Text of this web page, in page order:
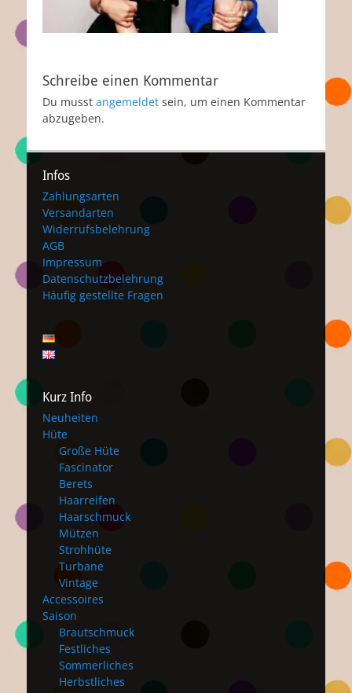
Schreibe einen Kommentar
Du musst angemeldet sein, um einen Kommentar
abzugeben.
Infos
Zahlungsarten
Versandarten
Widerrufsbelehrung
AGB
Impressum
Datenschutzbelehrung
Häufig gestellte Fragen
Kurz Info
Neuheiten
Hüte
Große Hüte
Fascinator
Berets
Haarreifen
Haarschmuck
Mützen
Strohhüte
Turbane
Vintage
Accessoires
Saison
Brautschmuck
Festliches
Sommerliches
Herbstliches